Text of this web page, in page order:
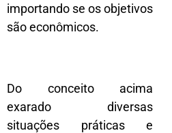
importando se os objetivos
são econômicos.
Do conceito acima
exarado diversas
situações práticas e